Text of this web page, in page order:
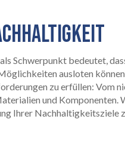
Schwerpunkt bedeutet,
ausloten
zu erfüllen: Vom
und Komponenten.
Ihrer Nachhaltigkeitsziele